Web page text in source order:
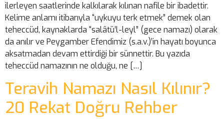
ilerleyen saatlerinde kalkılarak kılınan nafile bir ibadettir.
Kelime anlamı itibarıyla “uykuyu terk etmek” demek olan
teheccüd, kaynaklarda “salâtü’l-leyl” (gece namazı) olarak
da anılır ve Peygamber Efendimiz (s.a.v.)’in hayatı boyunca
aksatmadan devam ettirdiği bir sünnettir. Bu yazıda
teheccüd namazının ne olduğu, ne […]
Teravih Namazı Nasıl Kılınır?
20 Rekat Doğru Rehber